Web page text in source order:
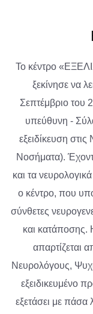
Το κέντρο
ξεκίνησε να
Σεπτέμβριο του
υπεύθυνη -
εξειδίκευση
Νοσήματα).
και τα
ο κέντρο, που
σύνθετες
και κατάποσης.
απαρτίζεται
Νευρολόγους,
εξειδικευμένο
εξετάσει με πάσα